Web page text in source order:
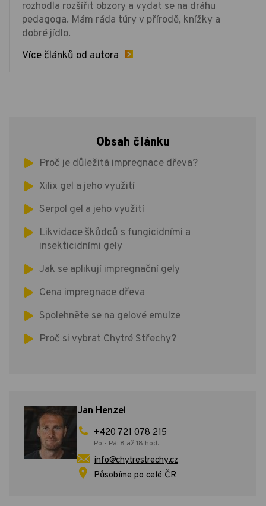
rozhodla rozšířit obzory a vydat se na dráhu
pedagoga. Mám ráda túry v přírodě, knížky a
dobré jídlo.
Více článků od autora
Obsah článku
Proč je důležitá impregnace dřeva?
Xilix gel a jeho využití
Serpol gel a jeho využití
Likvidace škůdců s fungicidními a
insekticidními gely
Jak se aplikují impregnační gely
Cena impregnace dřeva
Spolehněte se na gelové emulze
Proč si vybrat Chytré Střechy?
Jan Henzel
+420 721 078 215
Po - Pá: 8 až 18 hod.
info@chytrestrechy.cz
Působíme po celé ČR